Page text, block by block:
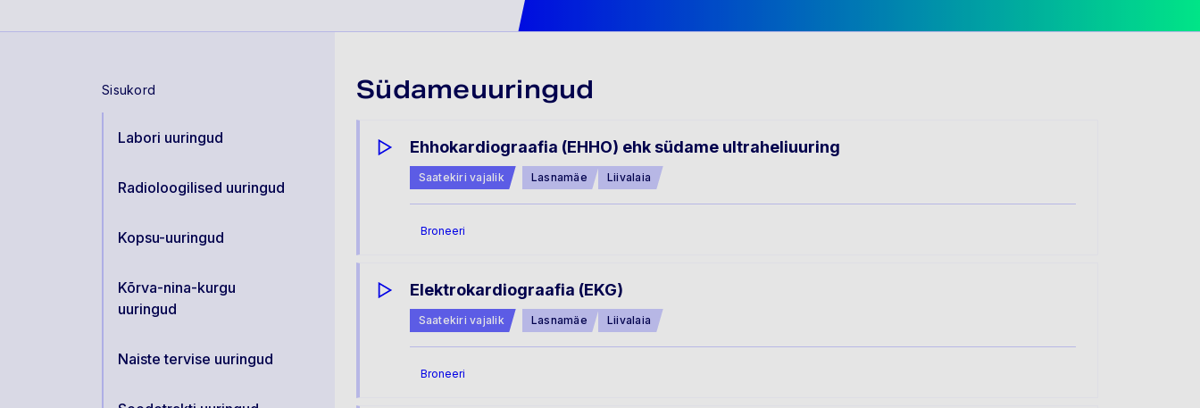
Sisukord
Labori uuringud
Radioloogilised uuringud
Kopsu-uuringud
Kõrva-nina-kurgu
uuringud
Naiste tervise uuringud
Südameuuringud
Ehhokardiograafia (EHHO) ehk südame ultraheliuuring
Saatekiri vajalik Lasnamäe Liivalaia
Broneeri
Elektrokardiograafia (EKG)
Saatekiri vajalik Lasnamäe Liivalaia
Broneeri